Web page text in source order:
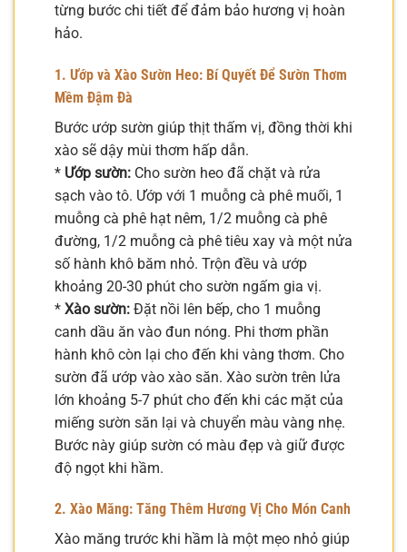
từng bước chi tiết để đảm bảo hương vị hoàn
hảo.
1. Ướp và Xào Sườn Heo: Bí Quyết Để Sườn Thơm
Mềm Đậm Đà
Bước ướp sườn giúp thịt thấm vị, đồng thời khi
xào sẽ dậy mùi thơm hấp dẫn.
* Ướp sườn: Cho sườn heo đã chặt và rửa
sạch vào tô. Ướp với 1 muỗng cà phê muối, 1
muỗng cà phê hạt nêm, 1/2 muỗng cà phê
đường, 1/2 muỗng cà phê tiêu xay và một nửa
số hành khô băm nhỏ. Trộn đều và ướp
khoảng 20-30 phút cho sườn ngấm gia vị.
* Xào sườn: Đặt nồi lên bếp, cho 1 muỗng
canh dầu ăn vào đun nóng. Phi thơm phần
hành khô còn lại cho đến khi vàng thơm. Cho
sườn đã ướp vào xào săn. Xào sườn trên lửa
lớn khoảng 5-7 phút cho đến khi các mặt của
miếng sườn săn lại và chuyển màu vàng nhẹ.
Bước này giúp sườn có màu đẹp và giữ được
độ ngọt khi hầm.
2. Xào Măng: Tăng Thêm Hương Vị Cho Món Canh
Xào măng trước khi hầm là một mẹo nhỏ giúp